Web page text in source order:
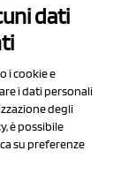
1
dati
i cookie e
i dati personali
degli
è possibile
su preferenze